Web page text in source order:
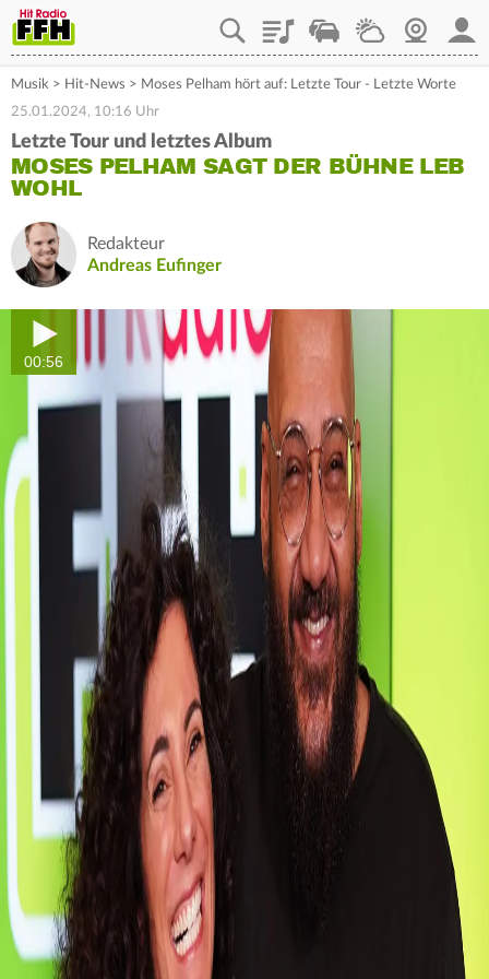
PlaylistStaupilotWetterWebcam
Musik > Hit-News > Moses Pelham hört auf: Letzte Tour - Letzte Worte
25.01.2024, 10:16 Uhr
Letzte Tour und letztes Album
MOSES PELHAM SAGT DER BÜHNE LEB
WOHL
Redakteur
Andreas Eufinger
00:56